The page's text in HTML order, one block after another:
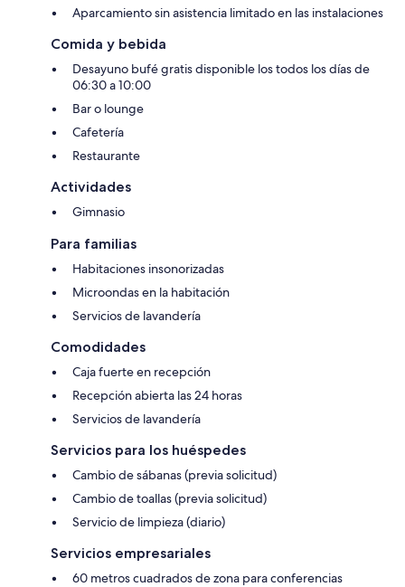
Aparcamiento sin asistencia limitado en las instalaciones
Comida y bebida
Desayuno bufé gratis disponible los todos los días de
06:30 a 10:00
Bar o lounge
Cafetería
Restaurante
Actividades
Gimnasio
Para familias
Habitaciones insonorizadas
Microondas en la habitación
Servicios de lavandería
Comodidades
Caja fuerte en recepción
Recepción abierta las 24 horas
Servicios de lavandería
Servicios para los huéspedes
Cambio de sábanas (previa solicitud)
Cambio de toallas (previa solicitud)
Servicio de limpieza (diario)
Servicios empresariales
60 metros cuadrados de zona para conferencias